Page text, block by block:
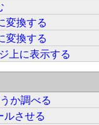
変換する
変換する
上に表示する
か調べる
ルさせる